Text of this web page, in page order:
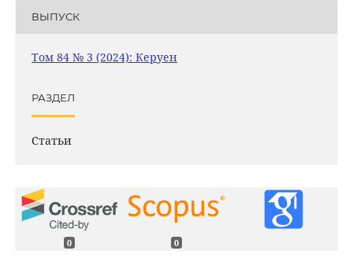
ВЫПУСК
Том 84 № 3 (2024): Керуен
РАЗДЕЛ
Статьи
0 0